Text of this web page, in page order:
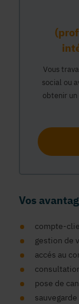
Vous
social ou
obtenir
Vos
compte-
gestion de
accés au
pose de